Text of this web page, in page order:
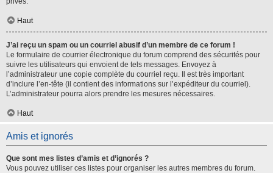
Haut
J’ai reçu un spam ou un courriel abusif d’un membre de ce forum !
Le formulaire de courrier électronique du forum comprend des sécurités pour
suivre les utilisateurs qui envoient de tels messages. Envoyez à
l’administrateur une copie complète du courriel reçu. Il est très important
d’inclure l’en-tête (il contient des informations sur l’expéditeur du courriel).
L’administrateur pourra alors prendre les mesures nécessaires.
Haut
Amis et ignorés
Que sont mes listes d’amis et d’ignorés ?
Vous pouvez utiliser ces listes pour organiser les autres membres du forum.